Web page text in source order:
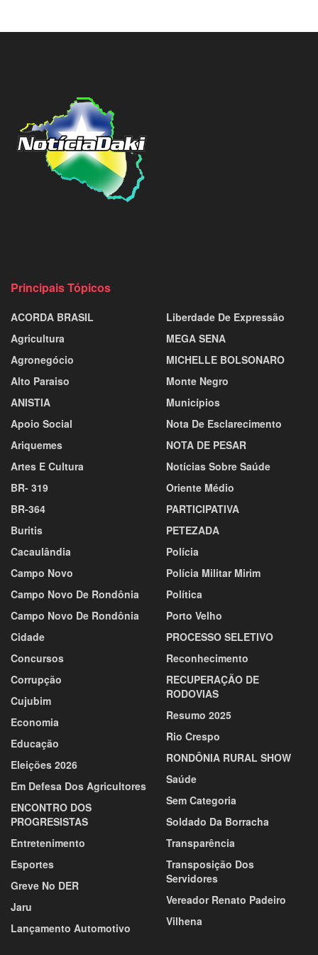
Principais Tópicos
ACORDA BRASIL
Agricultura
Agronegócio
Alto Paraiso
ANISTIA
Apoio Social
Ariquemes
Artes E Cultura
BR- 319
BR-364
Buritis
Cacaulândia
Campo Novo
Campo Novo De Rondônia
Campo Novo De Rondônia
Cidade
Concursos
Corrupção
Cujubim
Economia
Educação
Eleições 2026
Em Defesa Dos Agricultores
ENCONTRO DOS
PROGRESISTAS
Entretenimento
Esportes
Greve No DER
Jaru
Lançamento Automotivo
Liberdade De Expressão
MEGA SENA
MICHELLE BOLSONARO
Monte Negro
Municípios
Nota De Esclarecimento
NOTA DE PESAR
Notícias Sobre Saúde
Oriente Médio
PARTICIPATIVA
PETEZADA
Polícia
Polícia Militar Mirim
Política
Porto Velho
PROCESSO SELETIVO
Reconhecimento
RECUPERAÇÃO DE
RODOVIAS
Resumo 2025
Rio Crespo
RONDÔNIA RURAL SHOW
Saúde
Sem Categoria
Soldado Da Borracha
Transparência
Transposição Dos
Servidores
Vereador Renato Padeiro
Vilhena